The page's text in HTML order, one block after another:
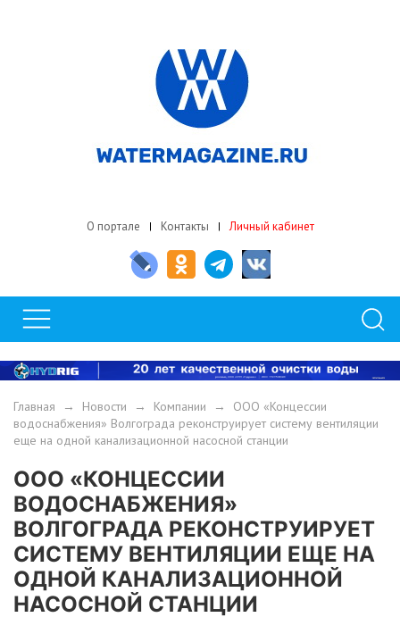
О портале Контакты Личный кабинет
Главная → Новости → Компании → ООО «Концессии
водоснабжения» Волгограда реконструирует систему вентиляции
еще на одной канализационной насосной станции
ООО «КОНЦЕССИИ
ВОДОСНАБЖЕНИЯ»
ВОЛГОГРАДА РЕКОНСТРУИРУЕТ
СИСТЕМУ ВЕНТИЛЯЦИИ ЕЩЕ НА
ОДНОЙ КАНАЛИЗАЦИОННОЙ
НАСОСНОЙ СТАНЦИИ